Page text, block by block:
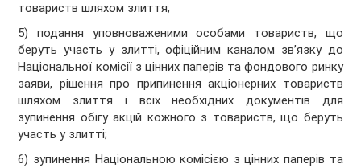
товариств шляхом злиття;
5) подання уповноваженими особами товариств, що
беруть участь у злитті, офіційним каналом зв’язку до
Національної комісії з цінних паперів та фондового ринку
заяви, рішення про припинення акціонерних товариств
шляхом злиття і всіх необхідних документів для
зупинення обігу акцій кожного з товариств, що беруть
участь у злитті;
6) зупинення Національною комісією з цінних паперів та